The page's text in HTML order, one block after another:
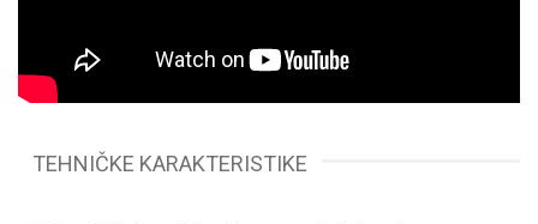
TEHNIČKE KARAKTERISTIKE